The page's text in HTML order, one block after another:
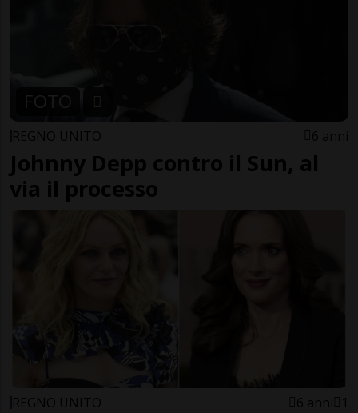
FOTO
REGNO UNITO 6 anni
Johnny Depp contro il Sun, al
via il processo
REGNO UNITO 6 anni 1